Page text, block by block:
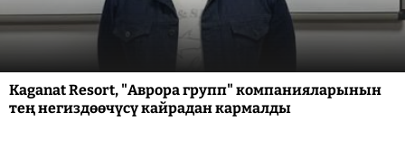
Kaganat Resort, "Аврора групп" компанияларынын
тең негиздөөчүсү кайрадан кармалды